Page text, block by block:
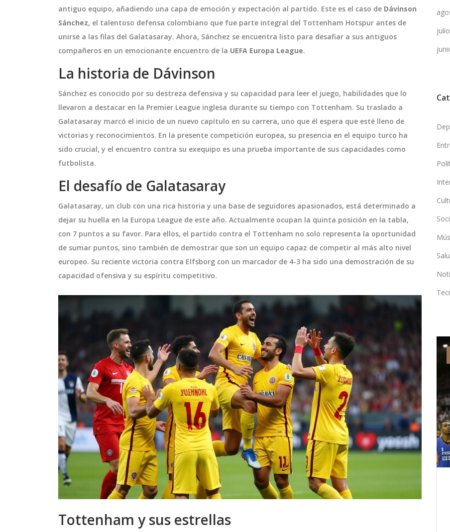
antiguo equipo, añadiendo una capa de emoción y expectación al partido. Este es el caso de Dávinson
Sánchez, el talentoso defensa colombiano que fue parte integral del Tottenham Hotspur antes de
unirse a las filas del Galatasaray. Ahora, Sánchez se encuentra listo para desafiar a sus antiguos
compañeros en un emocionante encuentro de la UEFA Europa League.
La historia de Dávinson
Sánchez es conocido por su destreza defensiva y su capacidad para leer el juego, habilidades que lo
llevaron a destacar en la Premier League inglesa durante su tiempo con Tottenham. Su traslado a
Galatasaray marcó el inicio de un nuevo capítulo en su carrera, uno que él espera que esté lleno de
victorias y reconocimientos. En la presente competición europea, su presencia en el equipo turco ha
sido crucial, y el encuentro contra su exequipo es una prueba importante de sus capacidades como
futbolista.
El desafío de Galatasaray
Galatasaray, un club con una rica historia y una base de seguidores apasionados, está determinado a
dejar su huella en la Europa League de este año. Actualmente ocupan la quinta posición en la tabla,
con 7 puntos a su favor. Para ellos, el partido contra el Tottenham no solo representa la oportunidad
de sumar puntos, sino también de demostrar que son un equipo capaz de competir al más alto nivel
europeo. Su reciente victoria contra Elfsborg con un marcador de 4-3 ha sido una demostración de su
capacidad ofensiva y su espíritu competitivo.
Tottenham y sus estrellas
logra vencer
Unidos
la Copa Davis,
DEPORTES
Omar Fernández renueva con
Santa Fe hasta 2027: golpe de
Independiente Santa Fe aseguró a Omar
Fernández hasta 2027. El extremo de 32
DEPORTES
Atlético de Madrid accede al
Mundial de Clubes 2025 y